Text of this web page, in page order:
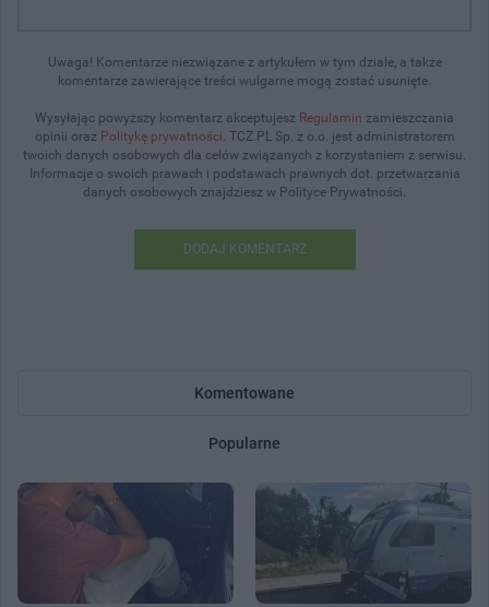
Uwaga! Komentarze niezwiązane z artykułem w tym dziale, a także
komentarze zawierające treści wulgarne mogą zostać usunięte.
Wysyłając powyższy komentarz akceptujesz Regulamin zamieszczania
opinii oraz Politykę prywatności. TCZ.PL Sp. z o.o. jest administratorem
twoich danych osobowych dla celów związanych z korzystaniem z serwisu.
Informacje o swoich prawach i podstawach prawnych dot. przetwarzania
danych osobowych znajdziesz w Polityce Prywatności.
DODAJ KOMENTARZ
Komentowane
Popularne